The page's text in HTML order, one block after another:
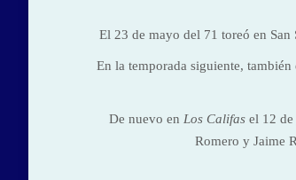
El 23 de mayo del 71 toreó en
En la temporada siguiente,
De nuevo en Los Califas el 12
Romero y Jaime